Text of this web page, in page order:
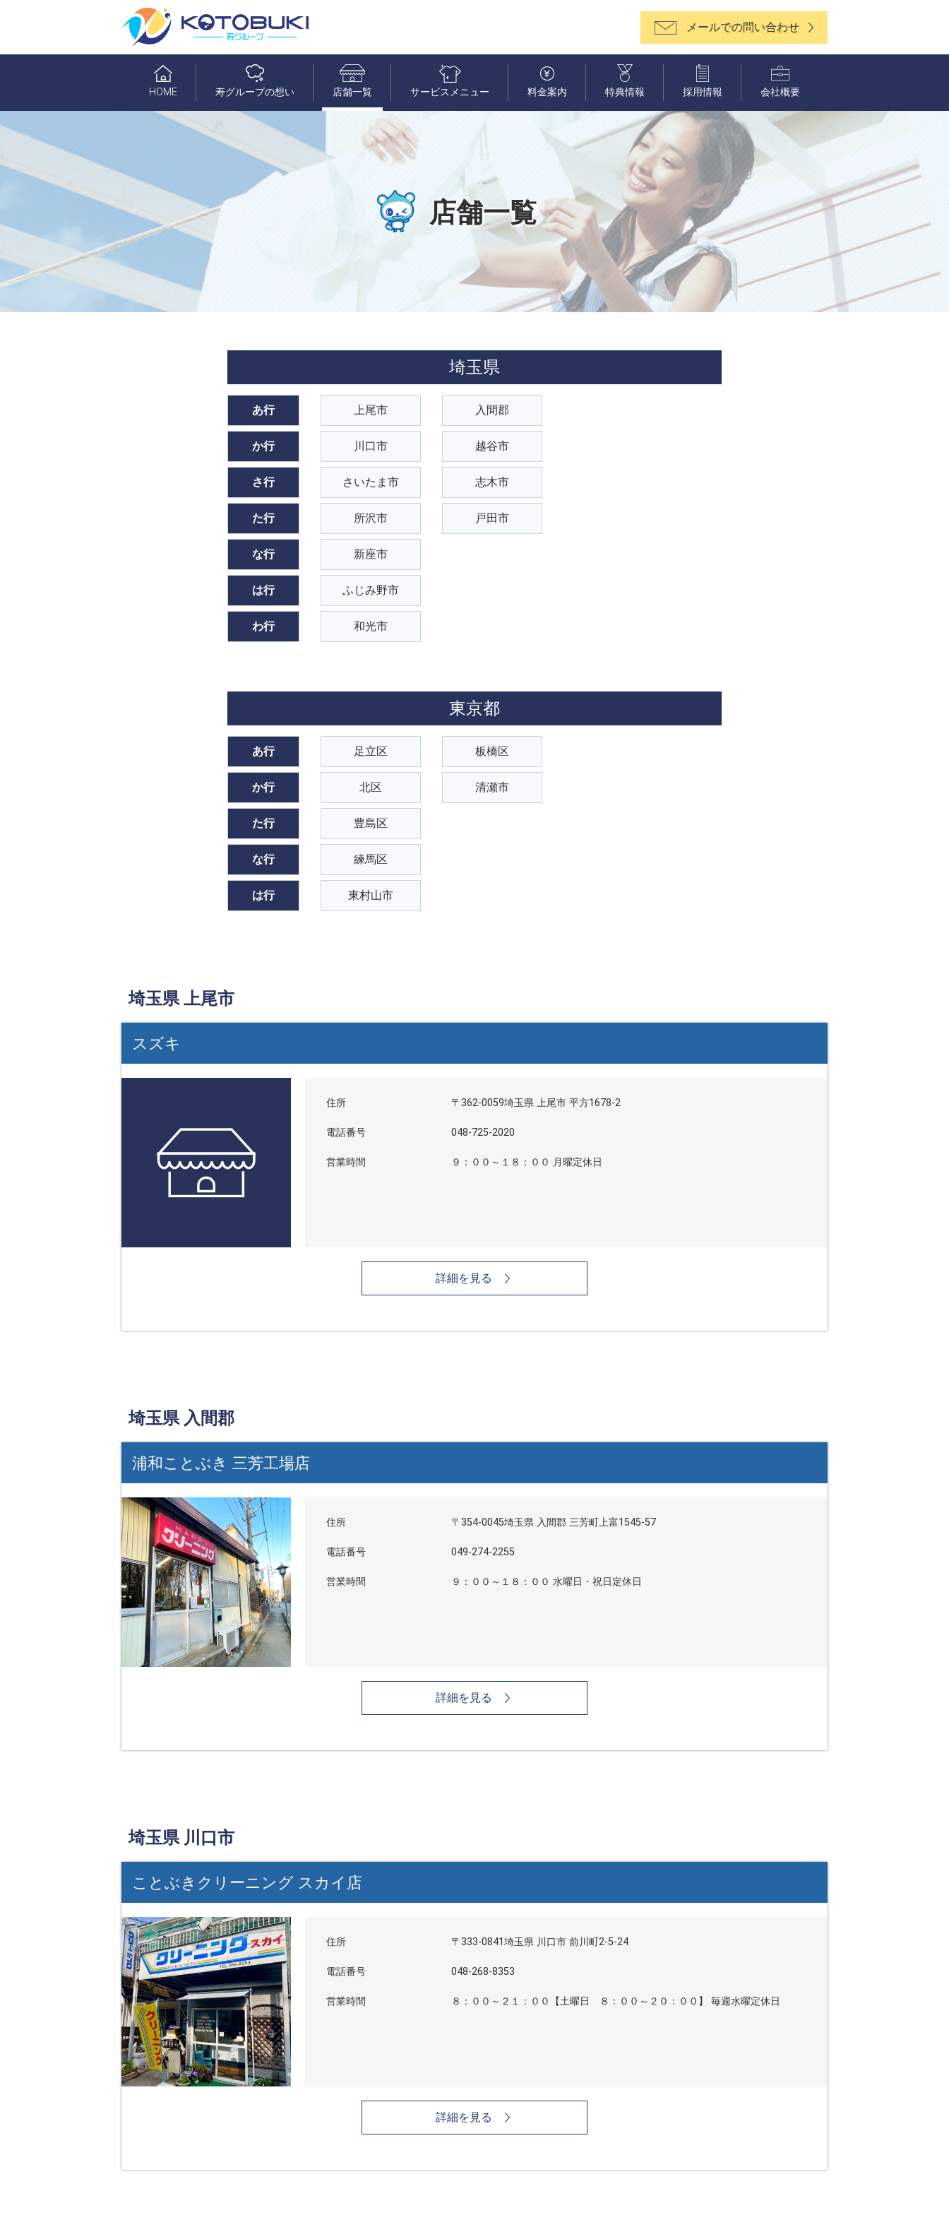
メールでの問い合わせ
HOME 寿グループの想い 店舗一覧 サービスメニュー 料金案内 特典情報 採用情報 会社概要
店舗一覧
埼玉県
あ行 上尾市 入間郡
か行 川口市 越谷市
さ行 さいたま市 志木市
た行 所沢市 戸田市
な行 新座市
は行 ふじみ野市
わ行 和光市
東京都
あ行 足立区 板橋区
か行 北区 清瀬市
た行 豊島区
な行 練馬区
は行 東村山市
埼玉県 上尾市
スズキ
住所 〒362-0059埼玉県 上尾市 平方1678-2
電話番号 048-725-2020
営業時間 ９：００～１８：００ 月曜定休日
詳細を見る
埼玉県 入間郡
浦和ことぶき 三芳工場店
住所 〒354-0045埼玉県 入間郡 三芳町上富1545-57
電話番号 049-274-2255
営業時間 ９：００～１８：００ 水曜日・祝日定休日
詳細を見る
埼玉県 川口市
ことぶきクリーニング スカイ店
住所 〒333-0841埼玉県 川口市 前川町2-5-24
電話番号 048-268-8353
営業時間 ８：００～２１：００【土曜日 ８：００～２０：００】 毎週水曜定休日
詳細を見る